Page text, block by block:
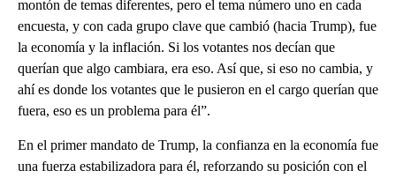
montón de temas diferentes, pero el tema número uno en cada
encuesta, y con cada grupo clave que cambió (hacia Trump), fue
la economía y la inflación. Si los votantes nos decían que
querían que algo cambiara, era eso. Así que, si eso no cambia, y
ahí es donde los votantes que le pusieron en el cargo querían que
fuera, eso es un problema para él”.
En el primer mandato de Trump, la confianza en la economía fue
una fuerza estabilizadora para él, reforzando su posición con el